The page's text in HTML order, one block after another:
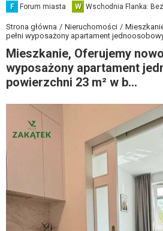
F Forum miasta W Wschodnia Flanka:
Strona główna Nieruchomości
pełni wyposażony apartament
Mieszkanie, Oferujemy
wyposażony apartament
powierzchni 23 m² w b...